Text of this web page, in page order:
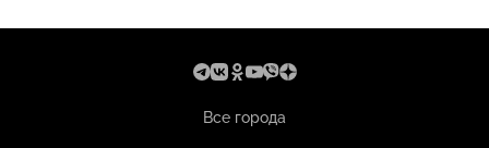
Все города